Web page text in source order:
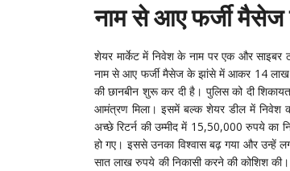
नाम से आए फर्जी
शेयर मार्केट में निवेश के नाम पर एक और साइबर
नाम से आए फर्जी मैसेज के झांसे में आकर 14 लाख
की छानबीन शुरू कर दी है। पुलिस को दी
आमंत्रण मिला। इसमें बल्क शेयर डील में निवेश
अच्छे रिटर्न की उम्मीद में 15,50,000 रुपये का
हो गए। इससे उनका विश्वास बढ़ गया और उन्हें
सात लाख रुपये की निकासी करने की कोशिश